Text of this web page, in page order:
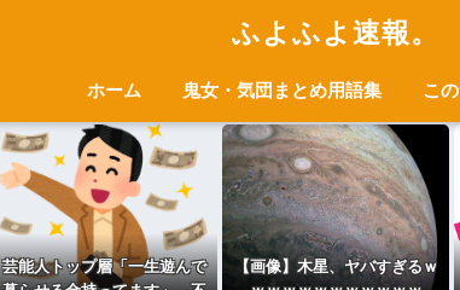
ふよふよ速報。
ホーム 鬼女・気団まとめ用語集 こ
芸能人トップ層「一生遊んで
【画像】木星、ヤバすぎるｗ